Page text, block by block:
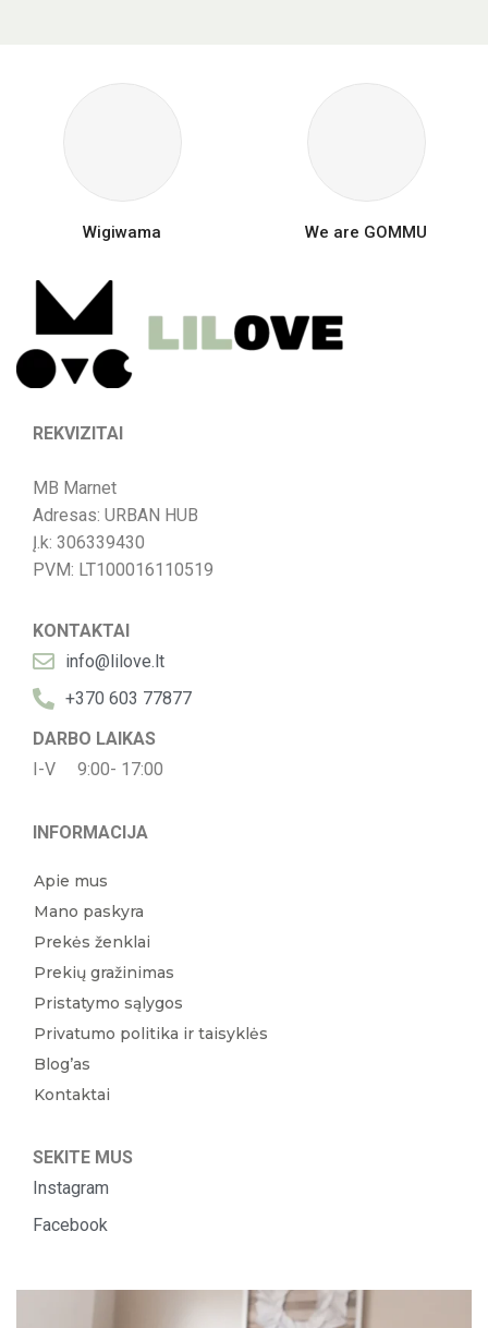
Wigiwama We are GOMMU
REKVIZITAI
MB Marnet
Adresas: URBAN HUB
Į.k: 306339430
PVM: LT100016110519
KONTAKTAI
info@lilove.lt
+370 603 77877
DARBO LAIKAS
I-V 9:00- 17:00
INFORMACIJA
Apie mus
Mano paskyra
Prekės ženklai
Prekių gražinimas
Pristatymo sąlygos
Privatumo politika ir taisyklės
Blog’as
Kontaktai
SEKITE MUS
Instagram
Facebook